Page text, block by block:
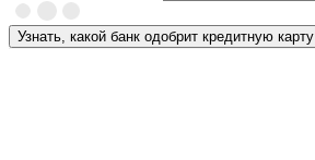
Узнать, какой банк одобрит кредитную карту